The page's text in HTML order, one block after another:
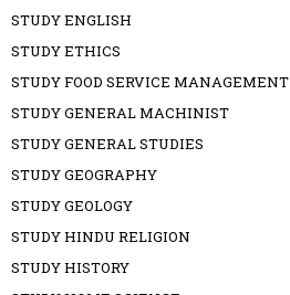
STUDY ENGLISH
STUDY ETHICS
STUDY FOOD SERVICE MANAGEMENT
STUDY GENERAL MACHINIST
STUDY GENERAL STUDIES
STUDY GEOGRAPHY
STUDY GEOLOGY
STUDY HINDU RELIGION
STUDY HISTORY